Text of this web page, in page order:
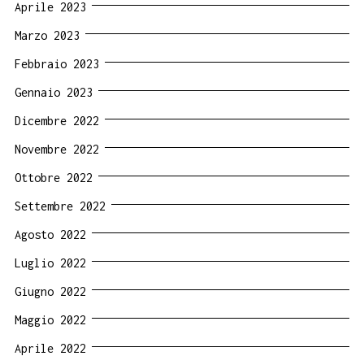
Aprile 2023
Marzo 2023
Febbraio 2023
Gennaio 2023
Dicembre 2022
Novembre 2022
Ottobre 2022
Settembre 2022
Agosto 2022
Luglio 2022
Giugno 2022
Maggio 2022
Aprile 2022